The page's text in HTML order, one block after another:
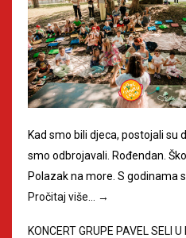
Kad smo bili djeca, postojali su
smo odbrojavali. Rođendan.
Polazak na more. S godinama
Pročitaj više…
→
KONCERT GRUPE PAVEL SELI U